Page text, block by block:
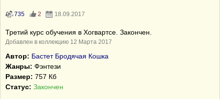
735 2 18.09.2017
Третий курс обучения в Хогвартсе. Закончен.
Добавлен в коллекцию 12 Марта 2017
Автор: Бастет Бродячая Кошка
Жанры: Фэнтези
Размер: 757 Кб
Статус: Закончен